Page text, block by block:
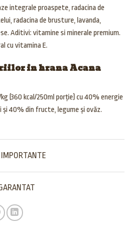
integrale proaspete, radacina de
radacina de brusture, lavanda,
Aditivi: vitamine si minerale premium.
cu vitamina E.
in hrana Acana
(360 kcal/250ml porție) cu 40% energie
40% din fructe, legume și ovăz.